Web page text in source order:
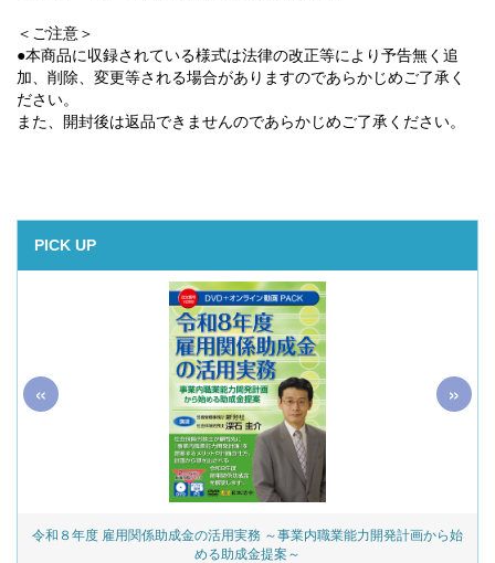
＜ご注意＞
●本商品に収録されている様式は法律の改正等により予告無く追
加、削除、変更等される場合がありますのであらかじめご了承く
ださい。
また、開封後は返品できませんのであらかじめご了承ください。
PICK UP
令和８年度 雇用関係助成金の活用実務 ～事業内職業能力開発計画から始
める助成金提案～
« »